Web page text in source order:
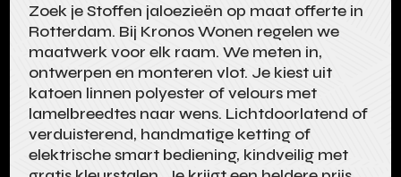
Zoek je Stoffen jaloezieën op maat offerte in
Rotterdam. Bij Kronos Wonen regelen we
maatwerk voor elk raam. We meten in,
ontwerpen en monteren vlot. Je kiest uit
katoen linnen polyester of velours met
lamelbreedtes naar wens. Lichtdoorlatend of
verduisterend, handmatige ketting of
elektrische smart bediening, kindveilig met